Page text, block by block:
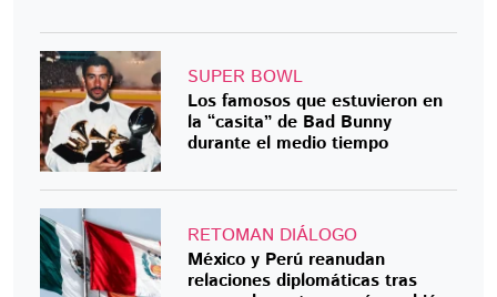
SUPER BOWL
Los famosos que estuvieron en
la “casita” de Bad Bunny
durante el medio tiempo
RETOMAN DIÁLOGO
México y Perú reanudan
relaciones diplomáticas tras